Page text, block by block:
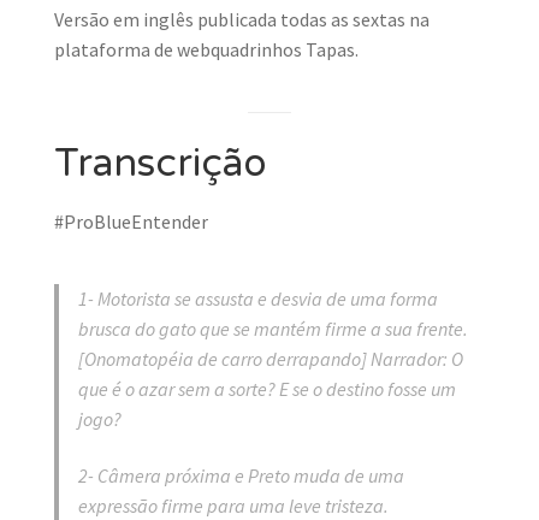
Versão em inglês publicada todas as sextas na
plataforma de webquadrinhos Tapas.
Transcrição
#ProBlueEntender
1- Motorista se assusta e desvia de uma forma
brusca do gato que se mantém firme a sua frente.
[Onomatopéia de carro derrapando] Narrador: O
que é o azar sem a sorte? E se o destino fosse um
jogo?
2- Câmera próxima e Preto muda de uma
expressão firme para uma leve tristeza.